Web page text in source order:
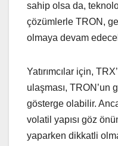
sahip olsa da,
çözümlerle TRON,
olmaya devam
Yatırımcılar için,
ulaşması, TRON’un
gösterge olabilir.
volatil yapısı göz
yaparken dikkatli